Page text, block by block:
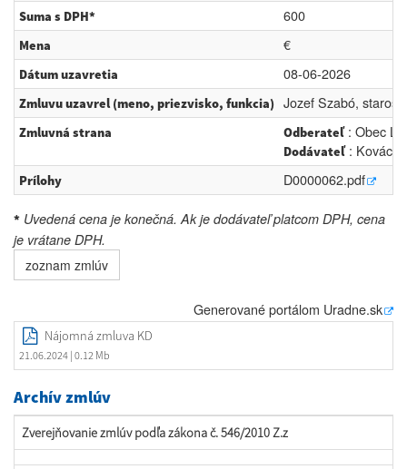
Suma s DPH* 600
Mena €
Dátum uzavretia 08-06-2026
Zmluvu uzavrel (meno, priezvisko, funkcia) Jozef Szabó,
Zmluvná strana Odberateľ: Obec
Dodávateľ: Kovács
Prílohy D0000062.pdf
* Uvedená cena je konečná. Ak je dodávateľ platcom DPH, cena
je vrátane DPH.
zoznam zmlúv
Generované portálom Uradne.sk
Nájomná zmluva KD
21.06.2024 | 0.12 Mb
Archív zmlúv
Zverejňovanie zmlúv podľa zákona č. 546/2010 Z.z